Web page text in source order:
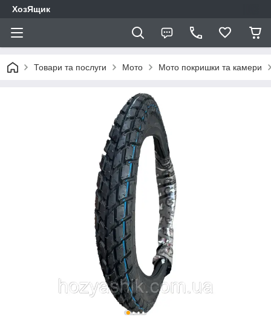
ХозЯщик
Товари та послуги Мото Мото покришки та камери